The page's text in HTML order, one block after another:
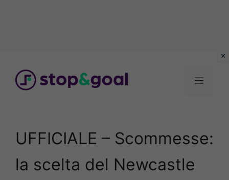
contenuto
Menu
UFFICIALE – Scommesse:
la scelta del Newcastle